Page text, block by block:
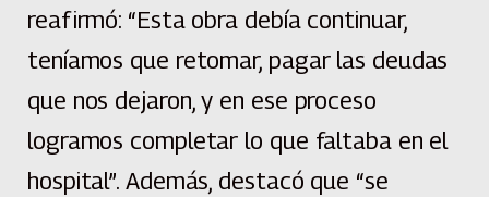
reafirmó: “Esta obra debía continuar,
teníamos que retomar, pagar las deudas
que nos dejaron, y en ese proceso
logramos completar lo que faltaba en el
hospital”. Además, destacó que “se